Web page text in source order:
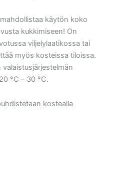
käytön koko
kukkimiseen! On
viljelylaatikossa tai
myös kosteissa tiloissa.
°C – 30 °C.
kostealla